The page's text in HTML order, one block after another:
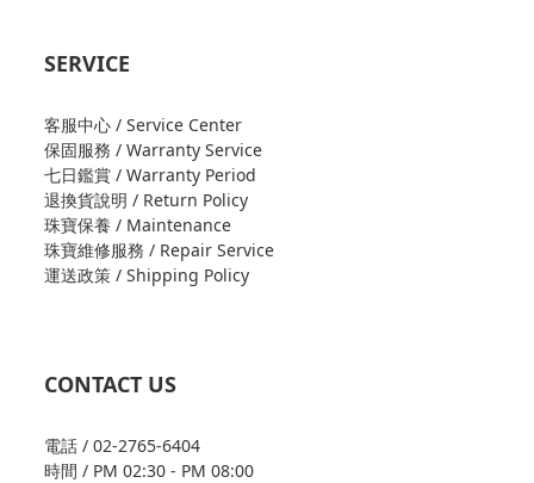
SERVICE
客服中心 / Service Center
保固服務 / Warranty Service
七日鑑賞 / Warranty Period
退換貨說明 / Return Policy
珠寶保養 / Maintenance
珠寶維修服務 / Repair Service
運送政策 / Shipping Policy
CONTACT US
電話 / 02-2765-6404
時間 / PM 02:30 - PM 08:00